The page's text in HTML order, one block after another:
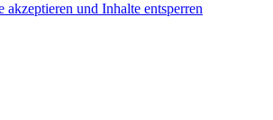
akzeptieren und Inhalte entsperren